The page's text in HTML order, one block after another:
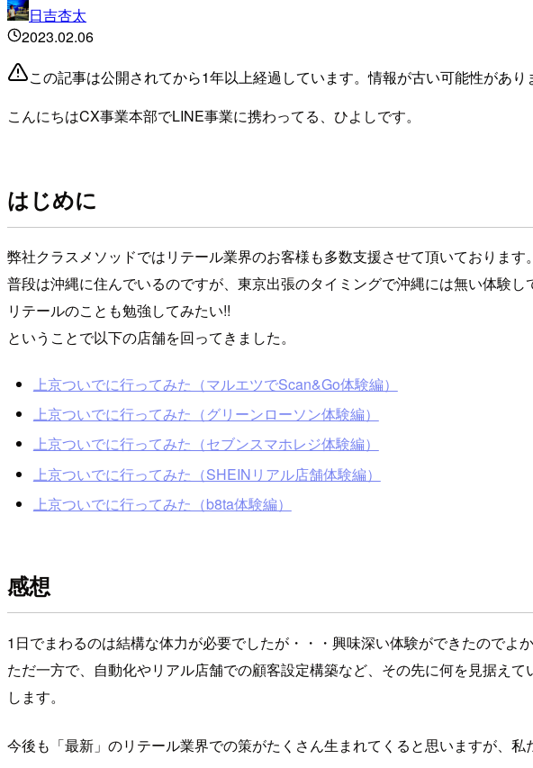
日吉杏太
2023.02.06
この記事は公開されてから1年以上経過しています。情報が古い可能性があり
こんにちはCX事業本部でLINE事業に携わってる、ひよしです。
はじめに
弊社クラスメソッドではリテール業界のお客様も多数支援させて頂いております。
普段は沖縄に住んでいるのですが、東京出張のタイミングで沖縄には無い体験し
リテールのことも勉強してみたい!!
ということで以下の店舗を回ってきました。
上京ついでに行ってみた（マルエツでScan&Go体験編）
上京ついでに行ってみた（グリーンローソン体験編）
上京ついでに行ってみた（セブンスマホレジ体験編）
上京ついでに行ってみた（SHEINリアル店舗体験編）
上京ついでに行ってみた（b8ta体験編）
感想
1日でまわるのは結構な体力が必要でしたが・・・興味深い体験ができたのでよか
ただ一方で、自動化やリアル店舗での顧客設定構築など、その先に何を見据え
します。
今後も「最新」のリテール業界での策がたくさん生まれてくると思いますが、私